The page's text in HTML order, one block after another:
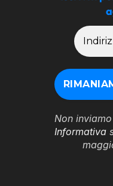
Non
Informativa